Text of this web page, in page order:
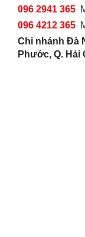
096 2941 365
096 4212 365
Chi nhánh Đà
Phước, Q. Hải